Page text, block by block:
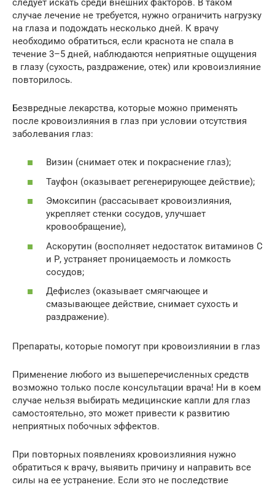
следует искать среди внешних факторов. В таком
случае лечение не требуется, нужно ограничить нагрузку
на глаза и подождать несколько дней. К врачу
необходимо обратиться, если краснота не спала в
течение 3–5 дней, наблюдаются неприятные ощущения
в глазу (сухость, раздражение, отек) или кровоизлияние
повторилось.
Безвредные лекарства, которые можно применять
после кровоизлияния в глаз при условии отсутствия
заболевания глаз:
Визин (снимает отек и покраснение глаз);
Тауфон (оказывает регенерирующее действие);
Эмоксипин (рассасывает кровоизлияния,
укрепляет стенки сосудов, улучшает
кровообращение),
Аскорутин (восполняет недостаток витаминов С
и Р, устраняет проницаемость и ломкость
сосудов;
Дефислез (оказывает смягчающее и
смазывающее действие, снимает сухость и
раздражение).
Препараты, которые помогут при кровоизлиянии в глаз
Применение любого из вышеперечисленных средств
возможно только после консультации врача! Ни в коем
случае нельзя выбирать медицинские капли для глаз
самостоятельно, это может привести к развитию
неприятных побочных эффектов.
При повторных появлениях кровоизлияния нужно
обратиться к врачу, выявить причину и направить все
силы на ее устранение. Если это не последствие